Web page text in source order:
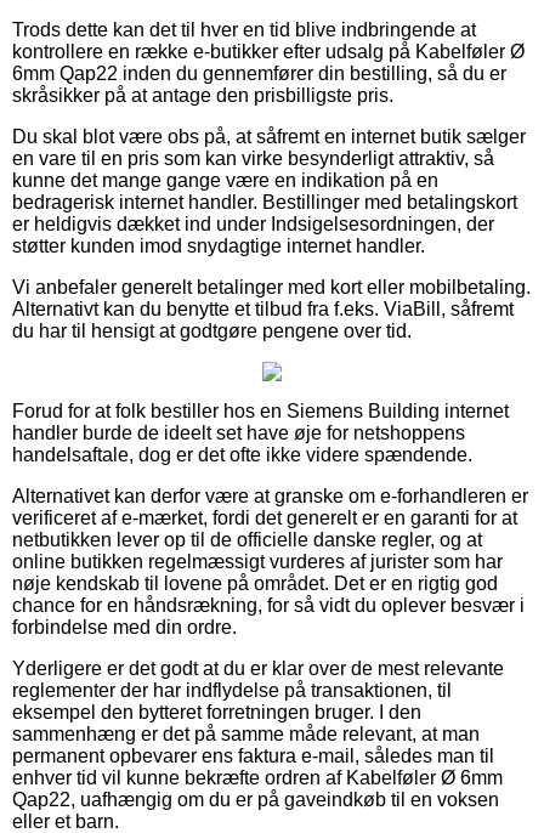
Trods dette kan det til hver en tid blive indbringende at
kontrollere en række e-butikker efter udsalg på Kabelføler Ø
6mm Qap22 inden du gennemfører din bestilling, så du er
skråsikker på at antage den prisbilligste pris.
Du skal blot være obs på, at såfremt en internet butik sælger
en vare til en pris som kan virke besynderligt attraktiv, så
kunne det mange gange være en indikation på en
bedragerisk internet handler. Bestillinger med betalingskort
er heldigvis dækket ind under Indsigelsesordningen, der
støtter kunden imod snydagtige internet handler.
Vi anbefaler generelt betalinger med kort eller mobilbetaling.
Alternativt kan du benytte et tilbud fra f.eks. ViaBill, såfremt
du har til hensigt at godtgøre pengene over tid.
Forud for at folk bestiller hos en Siemens Building internet
handler burde de ideelt set have øje for netshoppens
handelsaftale, dog er det ofte ikke videre spændende.
Alternativet kan derfor være at granske om e-forhandleren er
verificeret af e-mærket, fordi det generelt er en garanti for at
netbutikken lever op til de officielle danske regler, og at
online butikken regelmæssigt vurderes af jurister som har
nøje kendskab til lovene på området. Det er en rigtig god
chance for en håndsrækning, for så vidt du oplever besvær i
forbindelse med din ordre.
Yderligere er det godt at du er klar over de mest relevante
reglementer der har indflydelse på transaktionen, til
eksempel den bytteret forretningen bruger. I den
sammenhæng er det på samme måde relevant, at man
permanent opbevarer ens faktura e-mail, således man til
enhver tid vil kunne bekræfte ordren af Kabelføler Ø 6mm
Qap22, uafhængig om du er på gaveindkøb til en voksen
eller et barn.